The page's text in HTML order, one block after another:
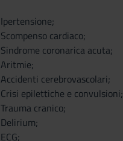
Ipertensione;
Scompenso cardiaco;
Sindrome coronarica acuta;
Aritmie;
Accidenti cerebrovascolari;
Crisi epilettiche e convulsioni;
Trauma cranico;
Delirium;
ECG;